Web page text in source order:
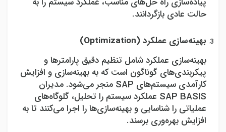
حالت عادی بازگردانند.
بهینه‌سازی عملکرد (Optimization
)
بهینه‌سازی عملکرد شامل تنظیم دقیق پارامترها و
پیکربندی‌های گوناگون است که به بهینه‌سازی و افزایش
کارآمدی سیستم‌های SAP منجر می‌شود. مدیران
SAP BASIS عملکرد سیستم را تحلیل، گلوگاه‌های
عملیاتی را شناسایی و بهینه‌سازی‌ها را اجرا می‌کنند تا به
افزایش بهره‌وری برسند.